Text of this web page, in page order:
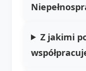
Z jakimi